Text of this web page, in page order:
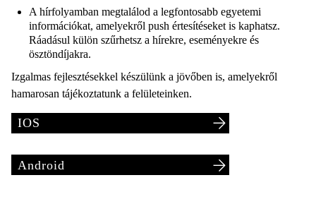
A hírfolyamban megtalálod a legfontosabb egyetemi
információkat, amelyekről push értesítéseket is kaphatsz.
Ráadásul külön szűrhetsz a hírekre, eseményekre és
ösztöndíjakra.
Izgalmas fejlesztésekkel készülünk a jövőben is, amelyekről
hamarosan tájékoztatunk a felületeinken.
IOS
Android